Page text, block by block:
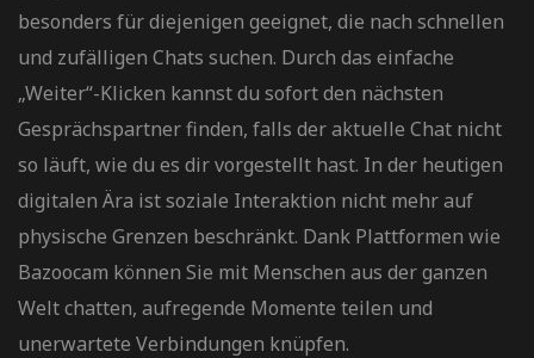
besonders für diejenigen geeignet, die nach schnellen
und zufälligen Chats suchen. Durch das einfache
„Weiter“-Klicken kannst du sofort den nächsten
Gesprächspartner finden, falls der aktuelle Chat nicht
so läuft, wie du es dir vorgestellt hast. In der heutigen
digitalen Ära ist soziale Interaktion nicht mehr auf
physische Grenzen beschränkt. Dank Plattformen wie
Bazoocam können Sie mit Menschen aus der ganzen
Welt chatten, aufregende Momente teilen und
unerwartete Verbindungen knüpfen.